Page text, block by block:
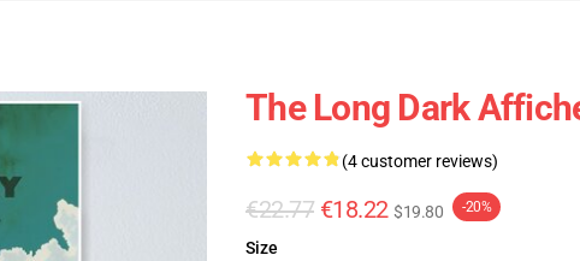
The Long Dark
(4 customer reviews)
€22.77 €18.22 $19.80 -20%
Size